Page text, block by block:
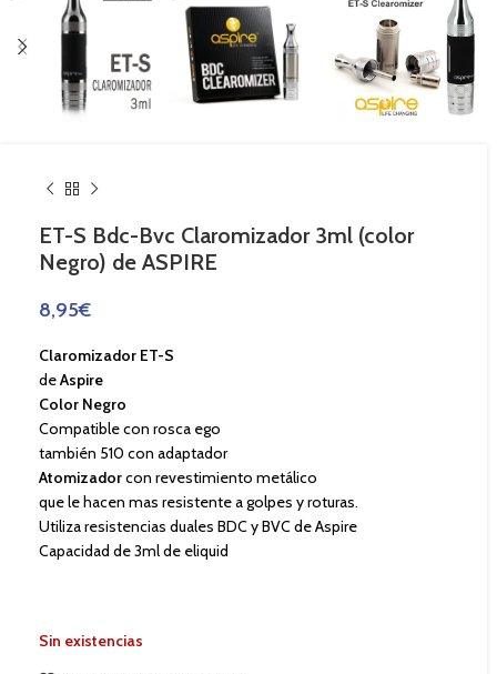
ET-S Bdc-Bvc Claromizador 3ml (color
Negro) de ASPIRE
8,95€
Claromizador ET-S
deAspire
Color Negro
Compatible con rosca ego
también 510 con adaptador
Atomizadorcon revestimiento metálico
que le hacen mas resistente a golpes y roturas.
Utiliza resistencias duales BDC y BVC de Aspire
Capacidad de 3ml de eliquid
Sin existencias